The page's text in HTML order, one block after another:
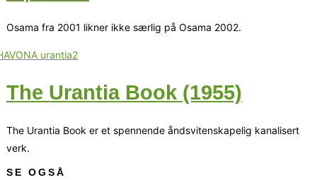
Osama fra 2001 likner ikke særlig på Osama 2002.
The Urantia Book (1955)
The Urantia Book er et spennende åndsvitenskapelig kanalisert
verk.
SE OGSÅ